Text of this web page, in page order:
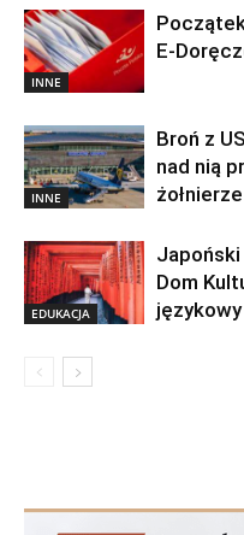
INNE
E-
INNE
Broń z
nad nią
EDUKACJA
Dom
językowy